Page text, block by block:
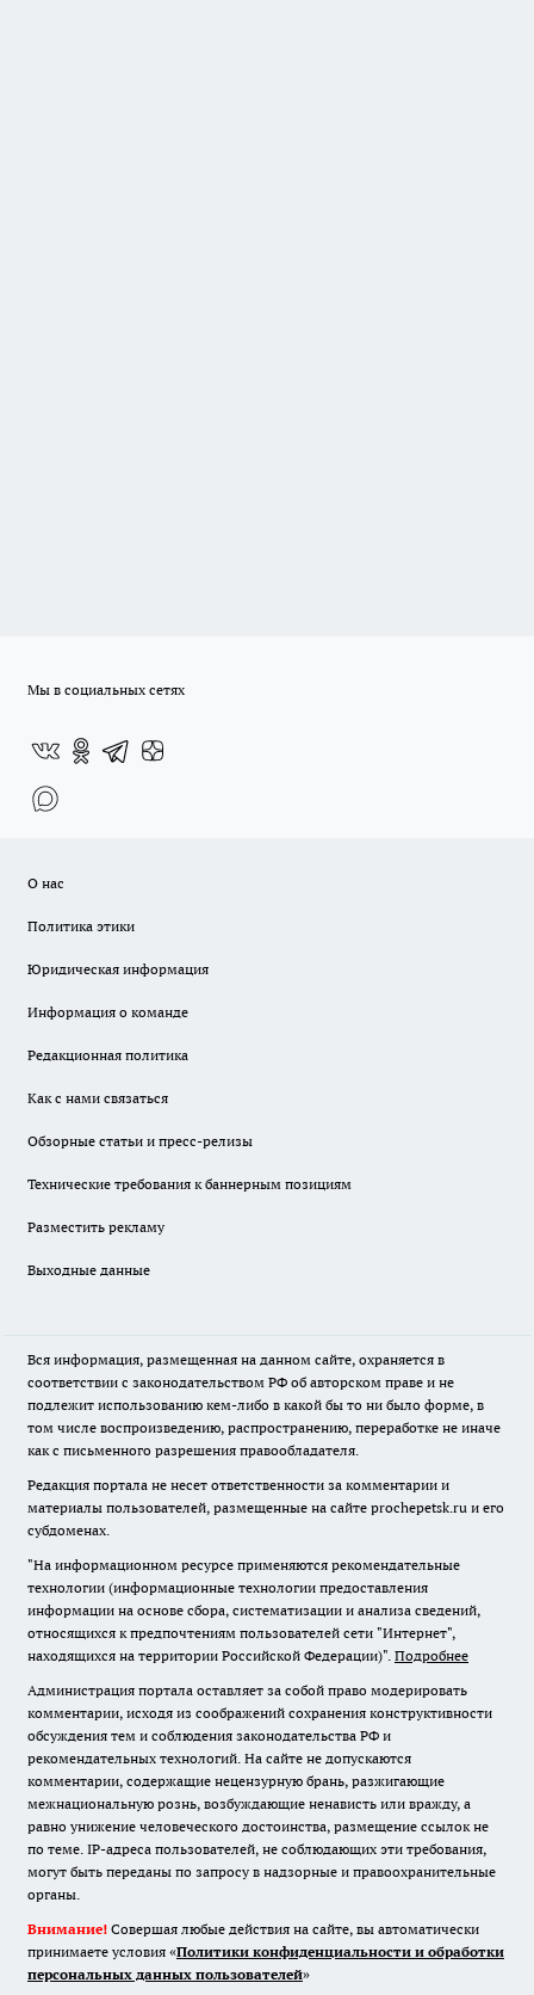
Мы в социальных сетях
О нас
Политика этики
Юридическая информация
Информация о команде
Редакционная политика
Как с нами связаться
Обзорные статьи и пресс-релизы
Технические требования к баннерным позициям
Разместить рекламу
Выходные данные
Вся информация, размещенная на данном сайте, охраняется в
соответствии с законодательством РФ об авторском праве и не
подлежит использованию кем-либо в какой бы то ни было форме, в
том числе воспроизведению, распространению, переработке не иначе
как с письменного разрешения правообладателя.
Редакция портала не несет ответственности за комментарии и
материалы пользователей, размещенные на сайте prochepetsk.ru и его
субдоменах.
"На информационном ресурсе применяются рекомендательные
технологии (информационные технологии предоставления
информации на основе сбора, систематизации и анализа сведений,
относящихся к предпочтениям пользователей сети "Интернет",
находящихся на территории Российской Федерации)". Подробнее
Администрация портала оставляет за собой право модерировать
комментарии, исходя из соображений сохранения конструктивности
обсуждения тем и соблюдения законодательства РФ и
рекомендательных технологий. На сайте не допускаются
комментарии, содержащие нецензурную брань, разжигающие
межнациональную рознь, возбуждающие ненависть или вражду, а
равно унижение человеческого достоинства, размещение ссылок не
по теме. IP-адреса пользователей, не соблюдающих эти требования,
могут быть переданы по запросу в надзорные и правоохранительные
органы.
Внимание! Совершая любые действия на сайте, вы автоматически
принимаете условия «Политики конфиденциальности и обработки
персональных данных пользователей»